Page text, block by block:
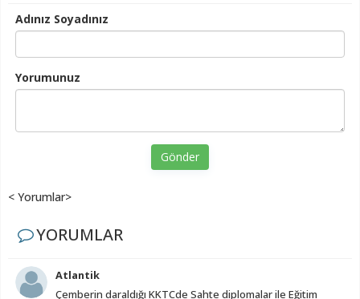
Adınız Soyadınız
Yorumunuz
Gönder
< Yorumlar>
YORUMLAR
Atlantik
Çemberin daraldığı KKTCde Sahte diplomalar ile Eğitim